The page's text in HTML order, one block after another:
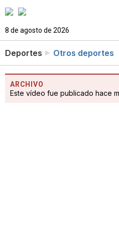
8 de agosto de 2026
Deportes Otros deportes
ARCHIVO
Este vídeo fue publicado hace